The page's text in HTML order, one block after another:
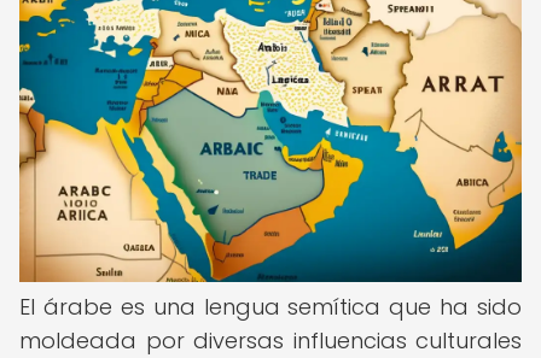
El árabe es una lengua semítica que ha sido
moldeada por diversas influencias culturales